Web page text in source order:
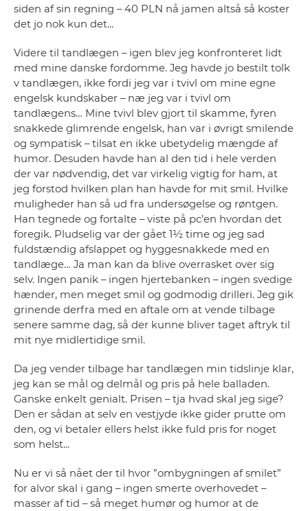
siden af sin regning – 40 PLN nå jamen altså så koster
det jo nok kun det...
Videre til tandlægen – igen blev jeg konfronteret lidt
med mine danske fordomme. Jeg havde jo bestilt tolk
v tandlægen, ikke fordi jeg var i tvivl om mine egne
engelsk kundskaber – næ jeg var i tvivl om
tandlægens… Mine tvivl blev gjort til skamme, fyren
snakkede glimrende engelsk, han var i øvrigt smilende
og sympatisk – tilsat en ikke ubetydelig mængde af
humor. Desuden havde han al den tid i hele verden
der var nødvendig, det var virkelig vigtig for ham, at
jeg forstod hvilken plan han havde for mit smil. Hvilke
muligheder han så ud fra undersøgelse og røntgen.
Han tegnede og fortalte – viste på pc’en hvordan det
foregik. Pludselig var der gået 1½ time og jeg sad
fuldstændig afslappet og hyggesnakkede med en
tandlæge… Ja man kan da blive overrasket over sig
selv. Ingen panik – ingen hjertebanken – ingen svedige
hænder, men meget smil og godmodig drilleri. Jeg gik
grinende derfra med en aftale om at vende tilbage
senere samme dag, så der kunne bliver taget aftryk til
mit nye midlertidige smil.
Da jeg vender tilbage har tandlægen min tidslinje klar,
jeg kan se mål og delmål og pris på hele balladen.
Ganske enkelt genialt. Prisen – tja hvad skal jeg sige?
Den er sådan at selv en vestjyde ikke gider prutte om
den, og vi betaler ellers helst ikke fuld pris for noget
som helst...
Nu er vi så nået der til hvor ”ombygningen af smilet”
for alvor skal i gang – ingen smerte overhovedet –
masser af tid – så meget humør og humor at de